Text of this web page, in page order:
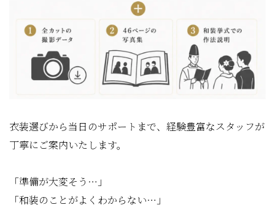
衣装選びから当日のサポートまで、経験豊富なスタッフが
丁寧にご案内いたします。
「準備が大変そう…」
「和装のことがよくわからない…」